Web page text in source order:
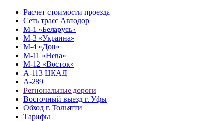
Расчет стоимости проезда
Сеть трасс Автодор
М-1 «Беларусь»
М-3 «Украина»
М-4 «Дон»
М-11 «Нева»
М-12 «Восток»
А-113 ЦКАД
А-289
Региональные дороги
Восточный выезд г. Уфы
Обход г. Тольятти
Тарифы